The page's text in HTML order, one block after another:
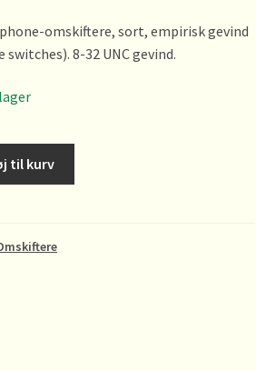
omskiftere, sort, empirisk gevind
8-32 UNC gevind.
til kurv